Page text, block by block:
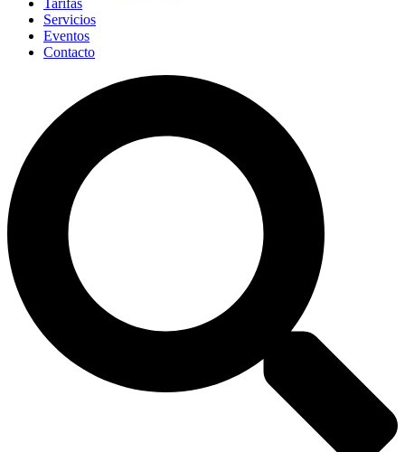
Tarifas
Servicios
Eventos
Contacto